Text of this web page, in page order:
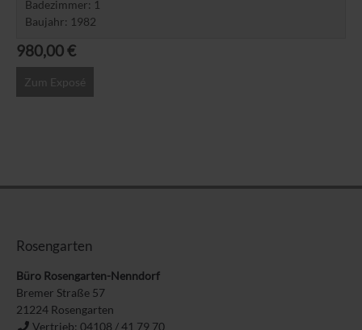
Badezimmer 1
Baujahr 1982
980,00 €
Zum Exposé
Rosengarten
Büro Rosengarten-Nenndorf
Bremer Straße 57
21224 Rosengarten
Vertrieb: 04108 / 41 79 70